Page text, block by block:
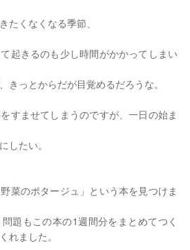
15
29
たくなくなる季節、
起きるのも少し時間がかかってしまい
きっとからだが目覚めるだろうな。
すませてしまうのですが、一日の始ま
したい。
菜のポタージュ」という本を見つけま
題もこの本の1週間分をまとめてつく
れました。